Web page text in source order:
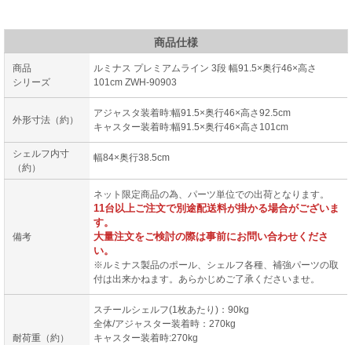
商品仕様
商品
シリーズ
ルミナス プレミアムライン 3段 幅91.5×奥行46×高さ
101cm ZWH-90903
外形寸法（約）
アジャスタ装着時:幅91.5×奥行46×高さ92.5cm
キャスター装着時:幅91.5×奥行46×高さ101cm
シェルフ内寸
（約）
幅84×奥行38.5cm
備考
ネット限定商品の為、パーツ単位での出荷となります。
11台以上ご注文で別途配送料が掛かる場合がございま
す。
大量注文をご検討の際は事前にお問い合わせくださ
い。
※ルミナス製品のポール、シェルフ各種、補強パーツの取
付は出来かねます。あらかじめご了承くださいませ。
耐荷重（約）
スチールシェルフ(1枚あたり)：90kg
全体/アジャスター装着時：270kg
キャスター装着時:270kg